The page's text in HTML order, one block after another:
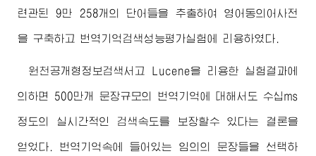
련관된 9만 258개의 단어들을 추출하여 영어동의어사전
을 구축하고 번역기억검색성능평가실험에 리용하였다.
원천공개형정보검색서고 Lucene을 리용한 실험결과에
의하면 500만개 문장규모의 번역기억에 대해서도 수십ms
정도의 실시간적인 검색속도를 보장할수 있다는 결론을
얻었다. 번역기억속에 들어있는 임의의 문장들을 선택하